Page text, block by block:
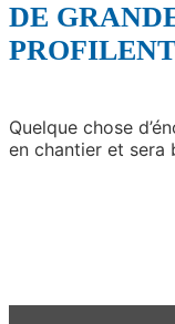
DE
Quelque chose
en chantier et sera